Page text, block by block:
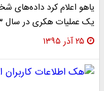
یاهو اعلام کرد داده‌های
یک عملیات هکری در سال ۲۰۱۳ سرقت شد.
۲۵ آذر ۱۳۹۵